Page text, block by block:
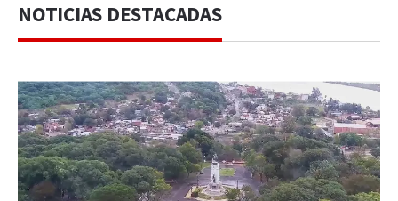
NOTICIAS DESTACADAS